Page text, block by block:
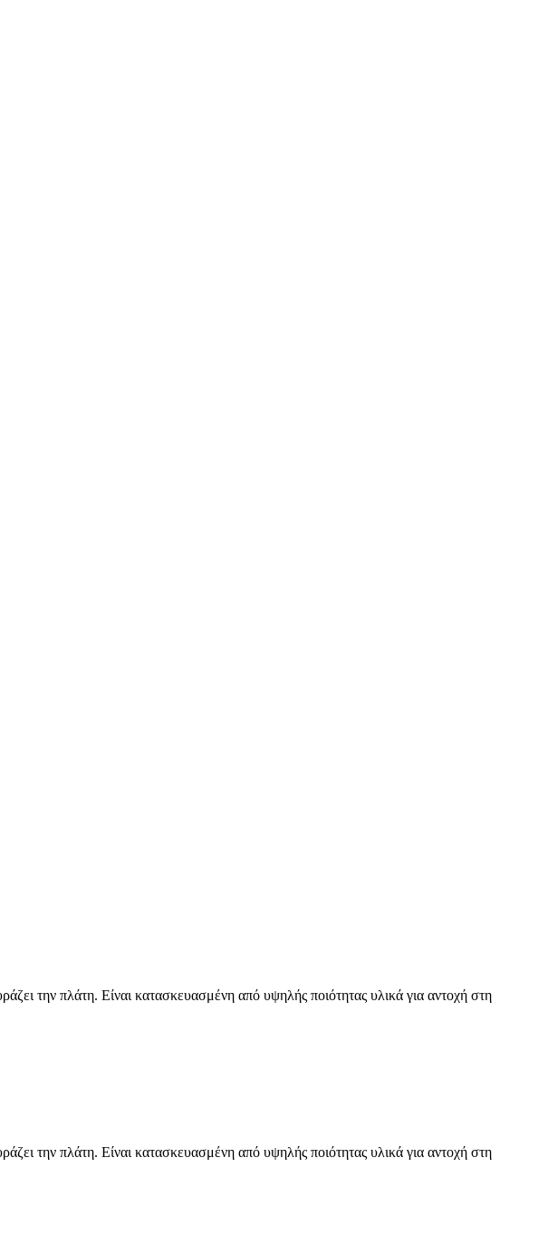
την πλάτη. Είναι κατασκευασμένη από υψηλής ποιότητας υλικά για αντοχή στη
την πλάτη. Είναι κατασκευασμένη από υψηλής ποιότητας υλικά για αντοχή στη